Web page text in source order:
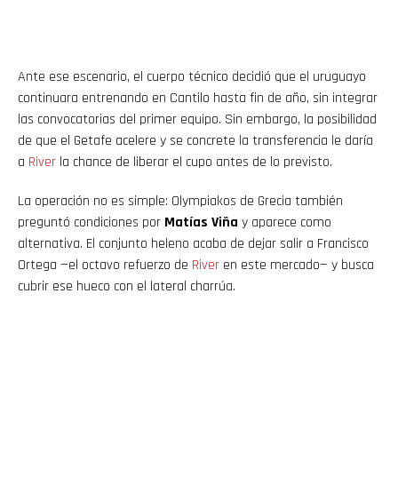
Ante ese escenario, el cuerpo técnico decidió que el uruguayo
continuara entrenando en Cantilo hasta fin de año, sin integrar
las convocatorias del primer equipo. Sin embargo, la posibilidad
de que el Getafe acelere y se concrete la transferencia le daría
a River la chance de liberar el cupo antes de lo previsto.
La operación no es simple: Olympiakos de Grecia también
preguntó condiciones por Matías Viña y aparece como
alternativa. El conjunto heleno acaba de dejar salir a Francisco
Ortega —el octavo refuerzo de River en este mercado— y busca
cubrir ese hueco con el lateral charrúa.